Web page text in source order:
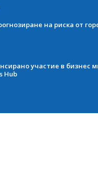
на риска от
участие в бизнес
Hub